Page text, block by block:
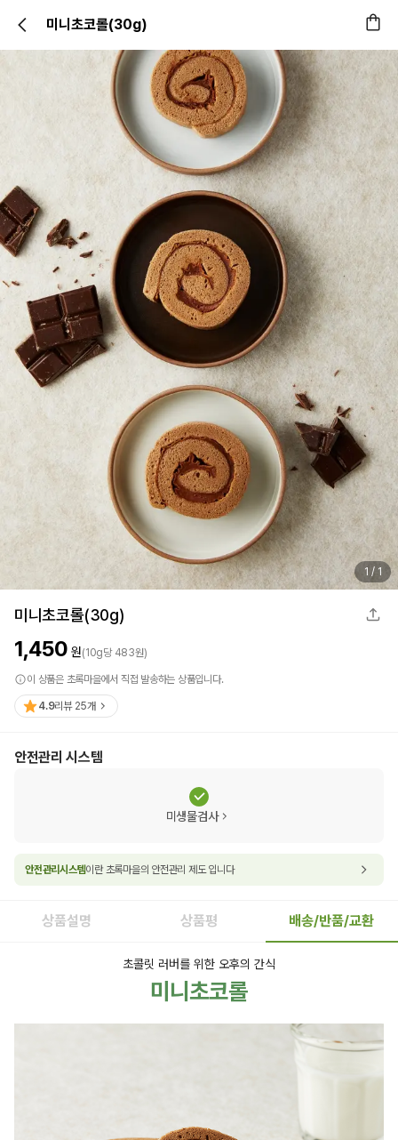
미니초코롤(30g)
1 / 1
미니초코롤(30g)
1,450 원(10g당 483원)
이 상품은 초록마을에서 직접 발송하는 상품입니다.
4.9리뷰 25개
안전관리 시스템
미생물검사
안전관리시스템이란 초록마을의 안전관리 제도 입니다
상품설명 상품평 배송/반품/교환
초콜릿 러버를 위한 오후의 간식
미니초코롤